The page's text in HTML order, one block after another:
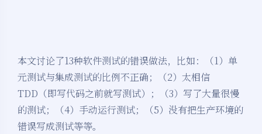
本文讨论了13种软件测试的错误做法，比如：（1）单
元测试与集成测试的比例不正确；（2）太相信
TDD（即写代码之前就写测试）；（3）写了大量很慢
的测试；（4）手动运行测试；（5）没有把生产环境的
错误写成测试等等。